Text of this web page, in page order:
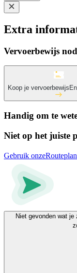
Extra
Vervoerbewijs
Koop je vervoerbewijs
Handig om te
Niet op het juiste
Gebruik onze
Niet gevonden wat je